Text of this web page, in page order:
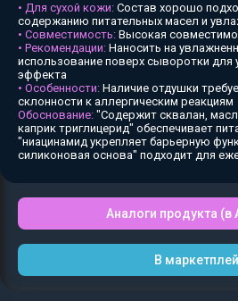
• Для сухой кожи: Состав хорошо
содержанию питательных масел и
• Совместимость: Высокая
• Рекомендации: Наносить на
использование поверх сыворотки для
эффекта
• Особенности: Наличие отдушки
склонности к аллергическим реакциям
Обоснование: "Содержит сквалан,
каприк триглицерид" обеспечивает
"ниацинамид укрепляет барьерную
силиконовая основа" подходит для
Аналоги продукта (в
В